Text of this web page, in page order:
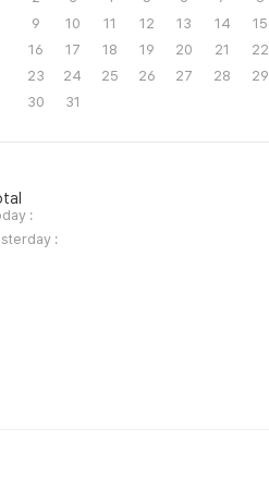
9
10 11 12 13 14
15
16
17 18 19 20 21
22
23
24 25 26 27 28
29
30
31
:
: